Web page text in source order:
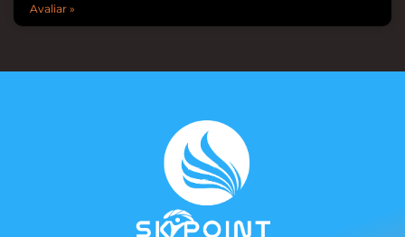
Avaliar »